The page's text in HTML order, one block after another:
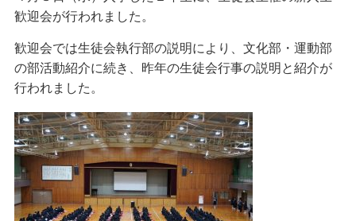
歓迎会が行われました。
歓迎会では生徒会執行部の説明により、文化部・運動部
の部活動紹介に続き、昨年の生徒会行事の説明と紹介が
行われました。